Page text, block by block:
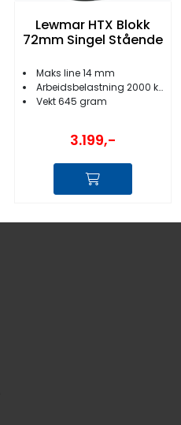
Lewmar HTX Blokk
72mm Singel Stående
Maks line 14 mm
Arbeidsbelastning 2000 kg
Vekt 645 gram
3.199,-